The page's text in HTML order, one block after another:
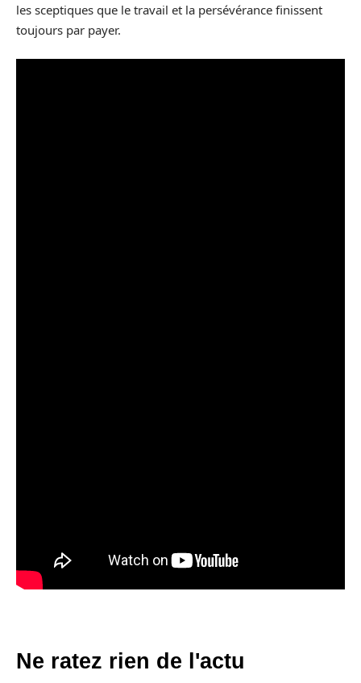
les sceptiques que le travail et la persévérance finissent
toujours par payer.
Ne ratez rien de l'actu